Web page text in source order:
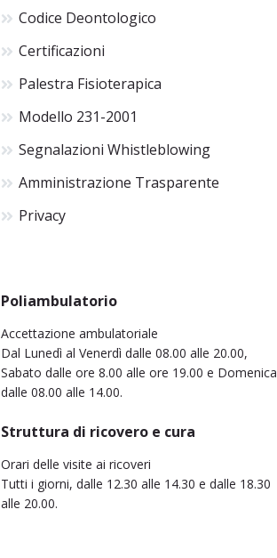
Codice Deontologico
Certificazioni
Palestra Fisioterapica
Modello 231-2001
Segnalazioni Whistleblowing
Amministrazione Trasparente
Privacy
Poliambulatorio
Accettazione ambulatoriale
Dal Lunedì al Venerdì dalle 08.00 alle 20.00,
Sabato dalle ore 8.00 alle ore 19.00 e Domenica
dalle 08.00 alle 14.00.
Struttura di ricovero e cura
Orari delle visite ai ricoveri
Tutti i giorni, dalle 12.30 alle 14.30 e dalle 18.30
alle 20.00.